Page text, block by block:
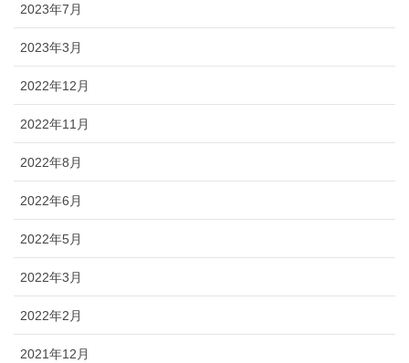
2023年7月
2023年3月
2022年12月
2022年11月
2022年8月
2022年6月
2022年5月
2022年3月
2022年2月
2021年12月